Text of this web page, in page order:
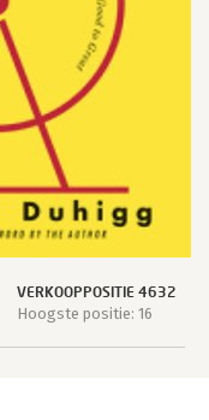
VERKOOPPOSITIE 4632
Hoogste positie: 16